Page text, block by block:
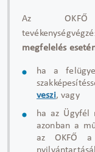
Az
megfelelés
ha a
veszi, vagy
ha az Ügyfél
azonban a
az OKFŐ a